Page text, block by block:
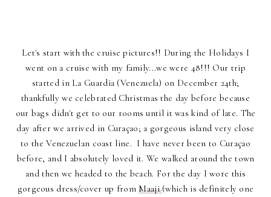
Let's start with the cruise pictures!! During the Holidays I
went on a cruise with my family...we were 48!!! Our trip
started in La Guardia (Venezuela) on December 24th;
thankfully we celebrated Christmas the day before because
our bags didn't get to our rooms until it was kind of late. The
day after we arrived in Curaçao; a gorgeous island very close
to the Venezuelan coast line. I have never been to Curaçao
before, and I absolutely loved it. We walked around the town
and then we headed to the beach. For the day I wore this
gorgeous dress/cover up fromMaaji(which is definitely one